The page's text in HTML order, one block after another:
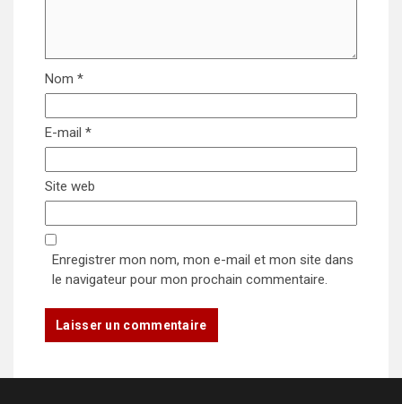
Nom *
E-mail *
Site web
Enregistrer mon nom, mon e-mail et mon site dans
le navigateur pour mon prochain commentaire.